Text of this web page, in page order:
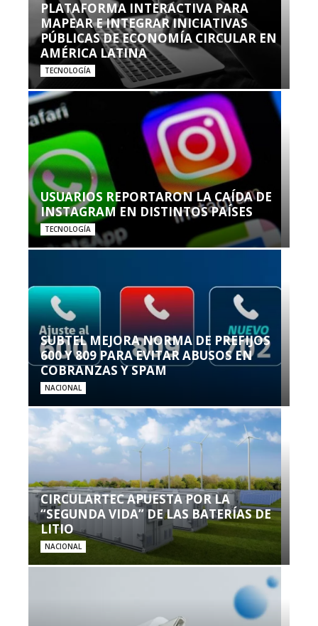
PLATAFORMA INTERACTIVA PARA
MAPEAR E INTEGRAR INICIATIVAS
PÚBLICAS DE ECONOMÍA CIRCULAR EN
AMÉRICA LATINA
TECNOLOGÍA
USUARIOS REPORTARON LA CAÍDA DE
INSTAGRAM EN DISTINTOS PAÍSES
TECNOLOGÍA
SUBTEL MEJORA NORMA DE PREFIJOS
600 Y 809 PARA EVITAR ABUSOS EN
COBRANZAS Y SPAM
NACIONAL
CIRCULARTEC APUESTA POR LA
“SEGUNDA VIDA” DE LAS BATERÍAS DE
LITIO
NACIONAL